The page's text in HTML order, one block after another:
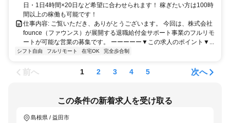
日・1日4時間×20日など希望に合わせられます！ 稼ぎたい方は100時
間以上の稼働も可能です！
仕事内容: ご覧いただき、ありがとうございます。 今回は、株式会社
founce（ファウンス）が展開する退職給付金サポート事業のフルリモ
ートが可能な営業の募集です。 ーーーーー▼この求人のポイント▼...
シフト自由 フルリモート 在宅OK 完全歩合制
前へ 1 2 3 4 5 次へ
この条件の新着求人を受け取る
島根県 / 益田市